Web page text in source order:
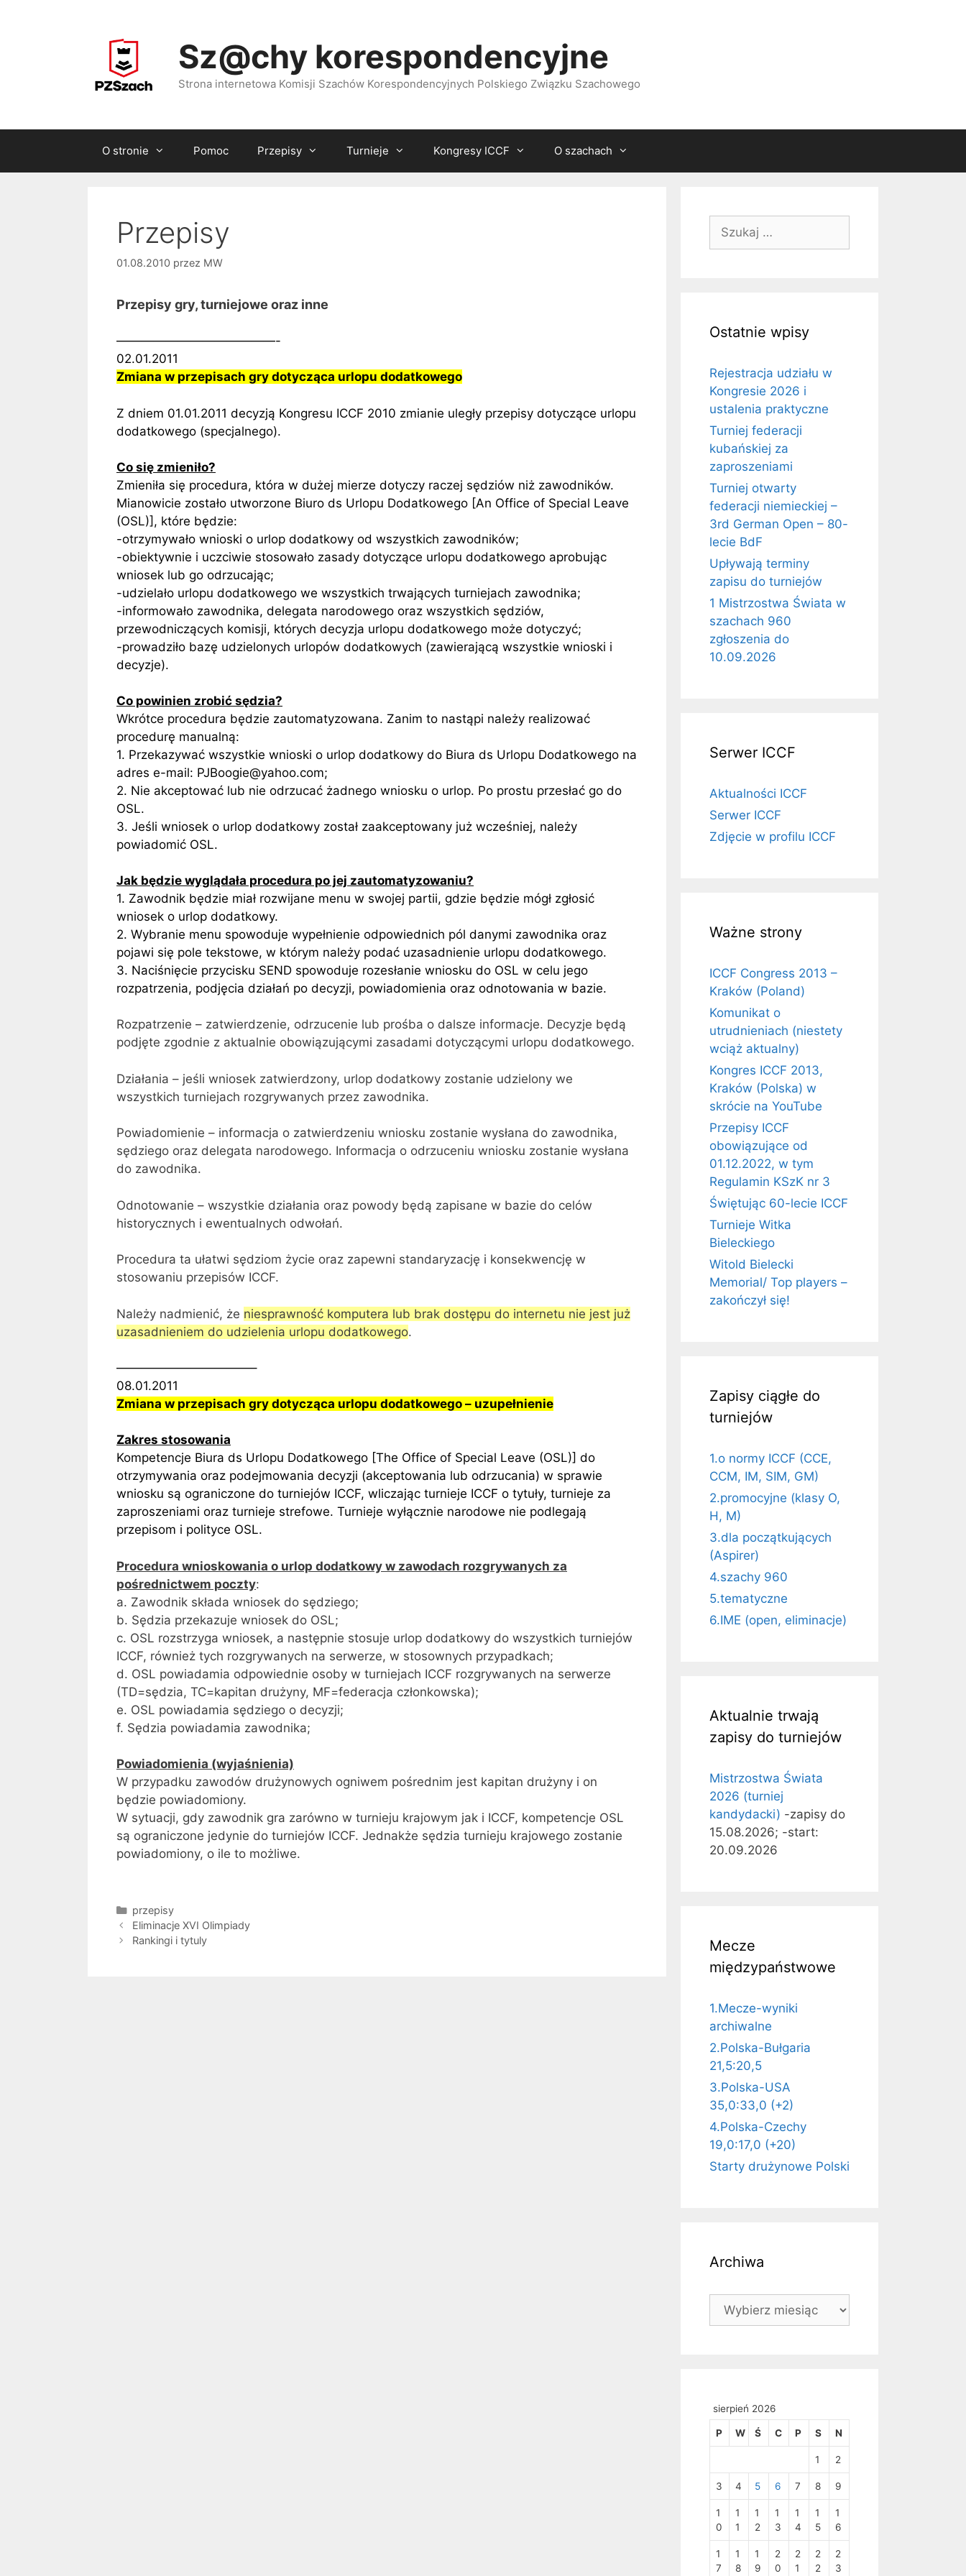
Sz@chy korespondencyjne
Strona internetowa Komisji Szachów Korespondencyjnych Polskiego Związku Szachowego
O stronie Pomoc Przepisy Turnieje Kongresy ICCF O szachach
Przepisy
01.08.2010 przez MW
Przepisy gry, turniejowe oraz inne
—————————————-
02.01.2011
Zmiana w przepisach gry dotycząca urlopu dodatkowego
Z dniem 01.01.2011 decyzją Kongresu ICCF 2010 zmianie uległy przepisy dotyczące urlopu
dodatkowego (specjalnego).
Co się zmieniło?
Zmieniła się procedura, która w dużej mierze dotyczy raczej sędziów niż zawodników.
Mianowicie zostało utworzone Biuro ds Urlopu Dodatkowego [An Office of Special Leave
(OSL)], które będzie:
-otrzymywało wnioski o urlop dodatkowy od wszystkich zawodników;
-obiektywnie i uczciwie stosowało zasady dotyczące urlopu dodatkowego aprobując
wniosek lub go odrzucając;
-udzielało urlopu dodatkowego we wszystkich trwających turniejach zawodnika;
-informowało zawodnika, delegata narodowego oraz wszystkich sędziów,
przewodniczących komisji, których decyzja urlopu dodatkowego może dotyczyć;
-prowadziło bazę udzielonych urlopów dodatkowych (zawierającą wszystkie wnioski i
decyzje).
Co powinien zrobić sędzia?
Wkrótce procedura będzie zautomatyzowana. Zanim to nastąpi należy realizować
procedurę manualną:
1. Przekazywać wszystkie wnioski o urlop dodatkowy do Biura ds Urlopu Dodatkowego na
adres e-mail: PJBoogie@yahoo.com;
2. Nie akceptować lub nie odrzucać żadnego wniosku o urlop. Po prostu przesłać go do
OSL.
3. Jeśli wniosek o urlop dodatkowy został zaakceptowany już wcześniej, należy
powiadomić OSL.
Jak będzie wyglądała procedura po jej zautomatyzowaniu?
1. Zawodnik będzie miał rozwijane menu w swojej partii, gdzie będzie mógł zgłosić
wniosek o urlop dodatkowy.
2. Wybranie menu spowoduje wypełnienie odpowiednich pól danymi zawodnika oraz
pojawi się pole tekstowe, w którym należy podać uzasadnienie urlopu dodatkowego.
3. Naciśnięcie przycisku SEND spowoduje rozesłanie wniosku do OSL w celu jego
rozpatrzenia, podjęcia działań po decyzji, powiadomienia oraz odnotowania w bazie.
Rozpatrzenie – zatwierdzenie, odrzucenie lub prośba o dalsze informacje. Decyzje będą
podjęte zgodnie z aktualnie obowiązującymi zasadami dotyczącymi urlopu dodatkowego.
Działania – jeśli wniosek zatwierdzony, urlop dodatkowy zostanie udzielony we
wszystkich turniejach rozgrywanych przez zawodnika.
Powiadomienie – informacja o zatwierdzeniu wniosku zostanie wysłana do zawodnika,
sędziego oraz delegata narodowego. Informacja o odrzuceniu wniosku zostanie wysłana
do zawodnika.
Odnotowanie – wszystkie działania oraz powody będą zapisane w bazie do celów
historycznych i ewentualnych odwołań.
Procedura ta ułatwi sędziom życie oraz zapewni standaryzację i konsekwencję w
stosowaniu przepisów ICCF.
Należy nadmienić, że niesprawność komputera lub brak dostępu do internetu nie jest już
uzasadnieniem do udzielenia urlopu dodatkowego.
———————————–
08.01.2011
Zmiana w przepisach gry dotycząca urlopu dodatkowego – uzupełnienie
Zakres stosowania
Kompetencje Biura ds Urlopu Dodatkowego [The Office of Special Leave (OSL)] do
otrzymywania oraz podejmowania decyzji (akceptowania lub odrzucania) w sprawie
wniosku są ograniczone do turniejów ICCF, wliczając turnieje ICCF o tytuły, turnieje za
zaproszeniami oraz turnieje strefowe. Turnieje wyłącznie narodowe nie podlegają
przepisom i polityce OSL.
Procedura wnioskowania o urlop dodatkowy w zawodach rozgrywanych za
pośrednictwem poczty:
a. Zawodnik składa wniosek do sędziego;
b. Sędzia przekazuje wniosek do OSL;
c. OSL rozstrzyga wniosek, a następnie stosuje urlop dodatkowy do wszystkich turniejów
ICCF, również tych rozgrywanych na serwerze, w stosownych przypadkach;
d. OSL powiadamia odpowiednie osoby w turniejach ICCF rozgrywanych na serwerze
(TD=sędzia, TC=kapitan drużyny, MF=federacja członkowska);
e. OSL powiadamia sędziego o decyzji;
f. Sędzia powiadamia zawodnika;
Powiadomienia (wyjaśnienia)
W przypadku zawodów drużynowych ogniwem pośrednim jest kapitan drużyny i on
będzie powiadomiony.
W sytuacji, gdy zawodnik gra zarówno w turnieju krajowym jak i ICCF, kompetencje OSL
są ograniczone jedynie do turniejów ICCF. Jednakże sędzia turnieju krajowego zostanie
powiadomiony, o ile to możliwe.
Kategorie
przepisy
Eliminacje XVI Olimpiady
Rankingi i tytuly
Ostatnie wpisy
Rejestracja udziału w
Kongresie 2026 i
ustalenia praktyczne
Turniej federacji
kubańskiej za
zaproszeniami
Turniej otwarty
federacji niemieckiej –
3rd German Open – 80-
lecie BdF
Upływają terminy
zapisu do turniejów
1 Mistrzostwa Świata w
szachach 960
zgłoszenia do
10.09.2026
Serwer ICCF
Aktualności ICCF
Serwer ICCF
Zdjęcie w profilu ICCF
Ważne strony
ICCF Congress 2013 –
Kraków (Poland)
Komunikat o
utrudnieniach (niestety
wciąż aktualny)
Kongres ICCF 2013,
Kraków (Polska) w
skrócie na YouTube
Przepisy ICCF
obowiązujące od
01.12.2022, w tym
Regulamin KSzK nr 3
Świętując 60-lecie ICCF
Turnieje Witka
Bieleckiego
Witold Bielecki
Memorial/ Top players –
zakończył się!
Zapisy ciągłe do
turniejów
1.o normy ICCF (CCE,
CCM, IM, SIM, GM)
2.promocyjne (klasy O,
H, M)
3.dla początkujących
(Aspirer)
4.szachy 960
5.tematyczne
6.IME (open, eliminacje)
Aktualnie trwają
zapisy do turniejów
Mistrzostwa Świata
2026 (turniej
kandydacki) -zapisy do
15.08.2026; -start:
20.09.2026
Mecze
międzypaństwowe
1.Mecze-wyniki
archiwalne
2.Polska-Bułgaria
21,5:20,5
3.Polska-USA
35,0:33,0 (+2)
4.Polska-Czechy
19,0:17,0 (+20)
Starty drużynowe Polski
Archiwa
Archiwa
sierpień 2026
P W Ś C P S N
1 2
3 4 5 6 7 8 9
1
0
1
1
1
2
1
3
1
4
1
5
1
6
1
7
1
8
1
9
2
0
2
1
2
2
2
3